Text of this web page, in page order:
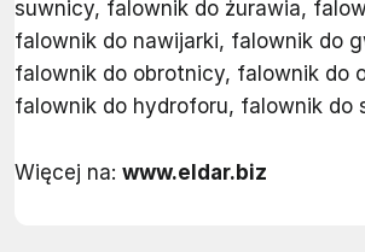
suwnicy, falownik do żurawia,
falownik do nawijarki, falownik do
falownik do obrotnicy, falownik do
falownik do hydroforu, falownik do
Więcej na: www.eldar.biz